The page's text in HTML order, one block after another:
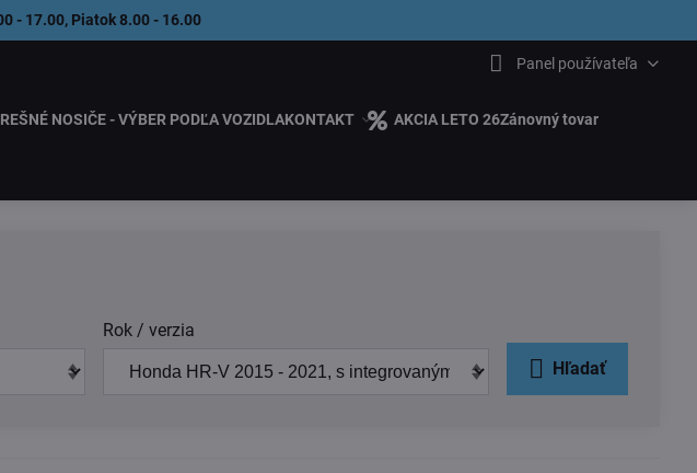
- 17.00, Piatok 8.00 - 16.00
Panel používateľa
NOSIČE - VÝBER PODĽA VOZIDLAKONTAKT AKCIA LETO 26Zánovný tovar
Rok / verzia
Hľadať